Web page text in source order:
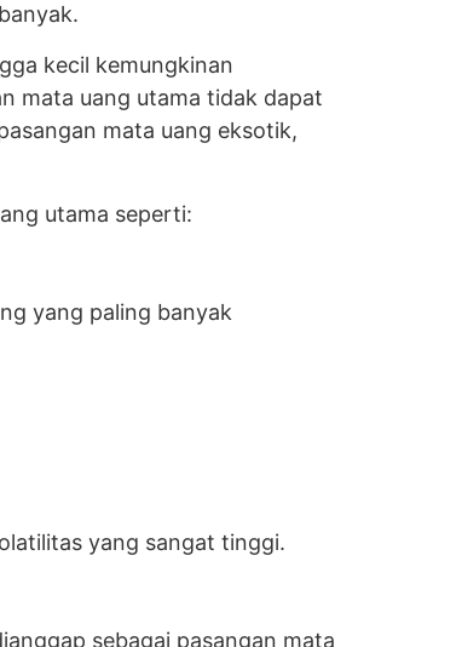
kecil kemungkinan
mata uang utama tidak dapat
mata uang eksotik,
utama seperti:
yang paling banyak
yang sangat tinggi.
sebagai pasangan mata